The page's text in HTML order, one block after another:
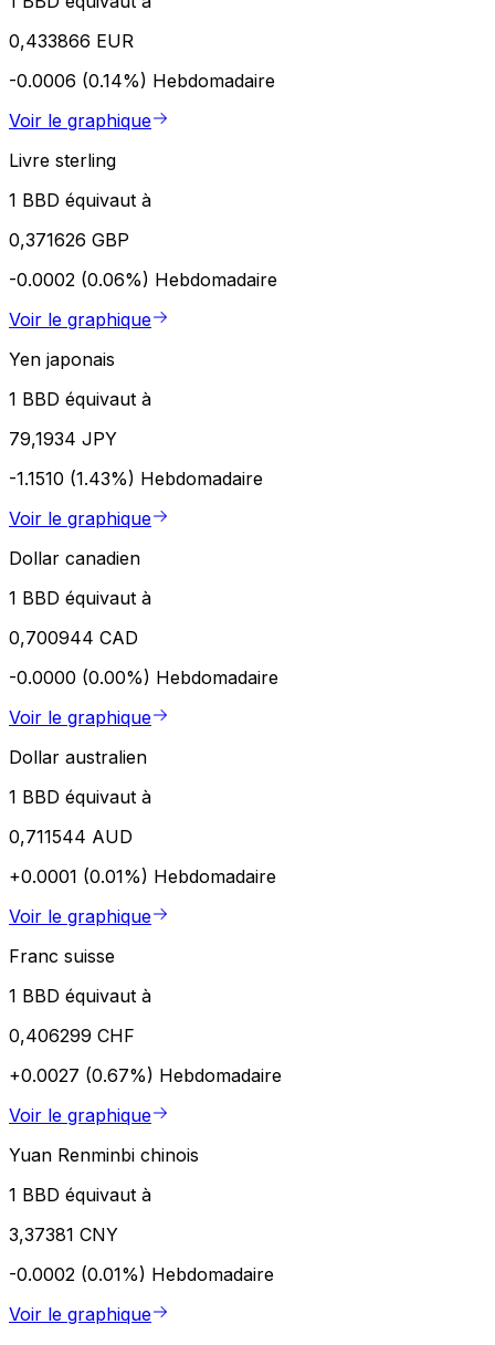
0,433866 EUR
-0.0006 (0.14%) Hebdomadaire
Voir le graphique
Livre sterling
1 BBD équivaut à
0,371626 GBP
-0.0002 (0.06%) Hebdomadaire
Voir le graphique
Yen japonais
1 BBD équivaut à
79,1934 JPY
-1.1510 (1.43%) Hebdomadaire
Voir le graphique
Dollar canadien
1 BBD équivaut à
0,700944 CAD
-0.0000 (0.00%) Hebdomadaire
Voir le graphique
Dollar australien
1 BBD équivaut à
0,711544 AUD
+0.0001 (0.01%) Hebdomadaire
Voir le graphique
Franc suisse
1 BBD équivaut à
0,406299 CHF
+0.0027 (0.67%) Hebdomadaire
Voir le graphique
Yuan Renminbi chinois
1 BBD équivaut à
3,37381 CNY
-0.0002 (0.01%) Hebdomadaire
Voir le graphique